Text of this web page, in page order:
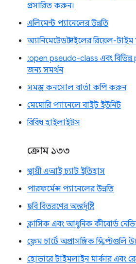
প্রসারিত করুন।
এলিমেন্ট প্যানেলের উন্নতি
অ্যানিমেটেড স্টাইলের রিয়েল-টাইম
:open pseudo-class এবং
জন্য সমর্থন
সমস্ত কনসোল বার্তা কপি করুন
মেমোরি প্যানেলে বাইট ইউনিট
বিবিধ হাইলাইটস
ক্রোম ১৩৩
স্থায়ী এআই চ্যাট ইতিহাস
পারফর্মেন্স প্যানেলের উন্নতি
ছবি বিতরণের অন্তর্দৃষ্টি
ক্লাসিক এবং আধুনিক কীবোর্ড
ফ্লেম চার্টে অপ্রাসঙ্গিক
হোভারে টাইমলাইন মার্কার এবং